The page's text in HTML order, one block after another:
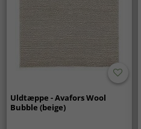
Uldtæppe - Avafors Wool
Bubble (beige)